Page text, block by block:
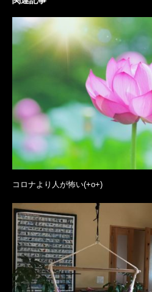
コロナより人が怖い(+o+)